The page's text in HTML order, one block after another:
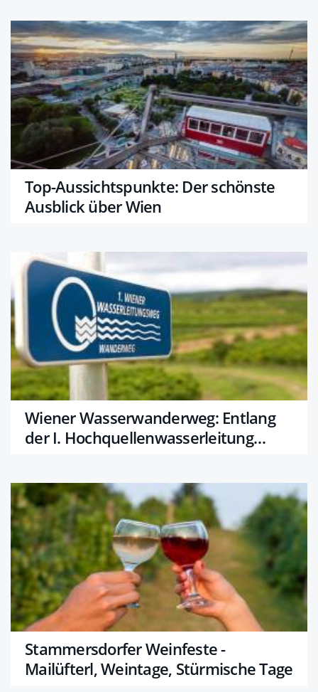
Top-Aussichtspunkte: Der schönste
Ausblick über Wien
Wiener Wasserwanderweg: Entlang
der I. Hochquellenwasserleitung
Stammersdorfer Weinfeste -
Mailüfterl, Weintage, Stürmische Tage